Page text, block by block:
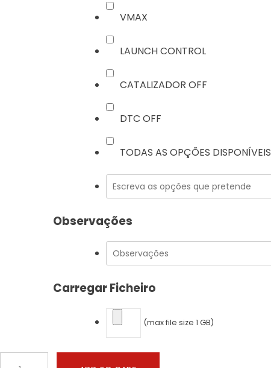
VMAX
LAUNCH CONTROL
CATALIZADOR OFF
DTC OFF
TODAS AS OPÇÕES DISPONÍVEIS
Observações
Carregar Ficheiro
(max file size 1 GB)